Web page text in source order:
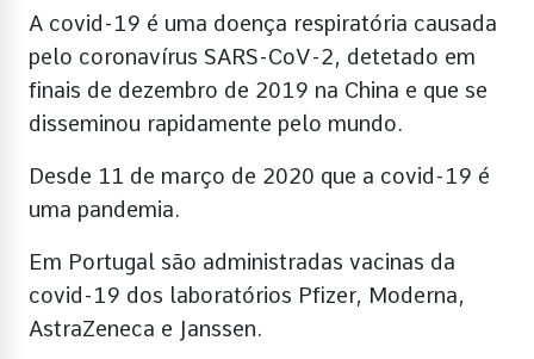
A covid-19 é uma doença respiratória causada
pelo coronavírus SARS-CoV-2, detetado em
finais de dezembro de 2019 na China e que se
disseminou rapidamente pelo mundo.
Desde 11 de março de 2020 que a covid-19 é
uma pandemia.
Em Portugal são administradas vacinas da
covid-19 dos laboratórios Pfizer, Moderna,
AstraZeneca e Janssen.